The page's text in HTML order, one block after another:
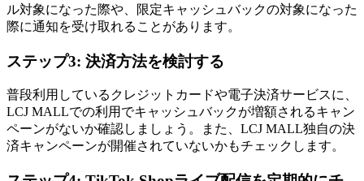
ル対象になった際や、限定キャッシュバックの対象になった
際に通知を受け取れることがあります。
ステップ3: 決済方法を検討する
普段利用しているクレジットカードや電子決済サービスに、
LCJ MALLでの利用でキャッシュバックが増額されるキャン
ペーンがないか確認しましょう。また、LCJ MALL独自の決
済キャンペーンが開催されていないかもチェックします。